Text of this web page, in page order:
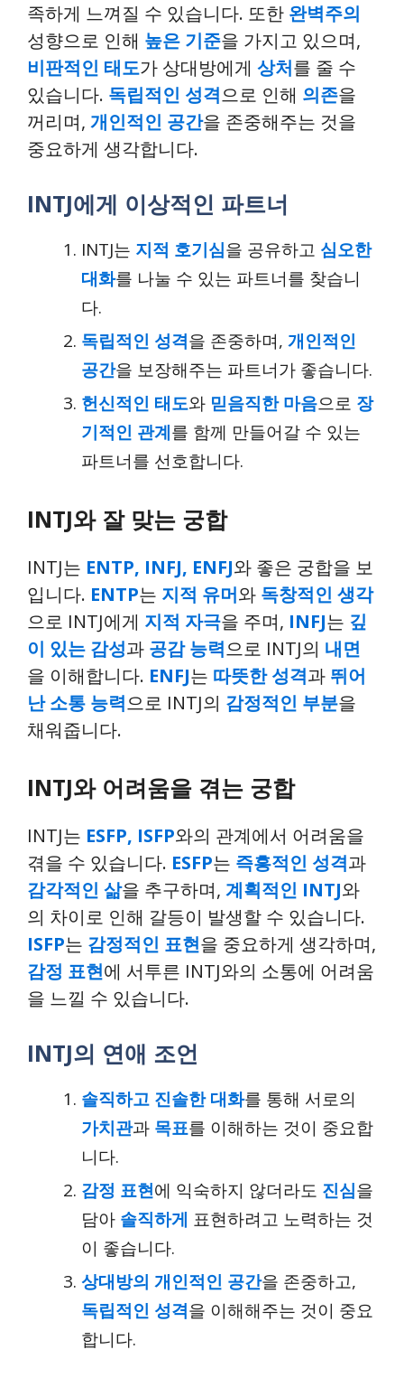
족하게 느껴질 수 있습니다. 또한 완벽주의
성향으로 인해 높은 기준을 가지고 있으며,
비판적인 태도가 상대방에게 상처를 줄 수
있습니다. 독립적인 성격으로 인해 의존을
꺼리며, 개인적인 공간을 존중해주는 것을
중요하게 생각합니다.
INTJ에게 이상적인 파트너
INTJ는 지적 호기심을 공유하고 심오한
대화를 나눌 수 있는 파트너를 찾습니
다.
독립적인 성격을 존중하며, 개인적인
공간을 보장해주는 파트너가 좋습니다.
헌신적인 태도와 믿음직한 마음으로 장
기적인 관계를 함께 만들어갈 수 있는
파트너를 선호합니다.
INTJ와 잘 맞는 궁합
INTJ는 ENTP, INFJ, ENFJ와 좋은 궁합을 보
입니다. ENTP는 지적 유머와 독창적인 생각
으로 INTJ에게 지적 자극을 주며, INFJ는 깊
이 있는 감성과 공감 능력으로 INTJ의 내면
을 이해합니다. ENFJ는 따뜻한 성격과 뛰어
난 소통 능력으로 INTJ의 감정적인 부분을
채워줍니다.
INTJ와 어려움을 겪는 궁합
INTJ는 ESFP, ISFP와의 관계에서 어려움을
겪을 수 있습니다. ESFP는 즉흥적인 성격과
감각적인 삶을 추구하며, 계획적인 INTJ와
의 차이로 인해 갈등이 발생할 수 있습니다.
ISFP는 감정적인 표현을 중요하게 생각하며,
감정 표현에 서투른 INTJ와의 소통에 어려움
을 느낄 수 있습니다.
INTJ의 연애 조언
솔직하고 진솔한 대화를 통해 서로의
가치관과 목표를 이해하는 것이 중요합
니다.
감정 표현에 익숙하지 않더라도 진심을
담아 솔직하게 표현하려고 노력하는 것
이 좋습니다.
상대방의 개인적인 공간을 존중하고,
독립적인 성격을 이해해주는 것이 중요
합니다.